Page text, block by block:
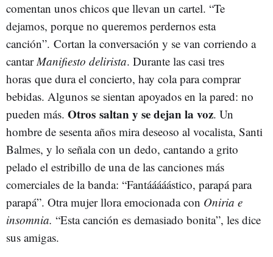
comentan unos chicos que llevan un cartel. “Te
dejamos, porque no queremos perdernos esta
canción”. Cortan la conversación y se van corriendo a
cantarManifiesto delirista. Durante las casi tres
horas que dura el concierto, hay cola para comprar
bebidas. Algunos se sientan apoyados en la pared: no
pueden más. Otros saltan y se dejan la voz. Un
hombre de sesenta años mira deseoso al vocalista, Santi
Balmes, y lo señala con un dedo, cantando a grito
pelado el estribillo de una de las canciones más
comerciales de la banda: “Fantááááástico, parapá para
parapá”. Otra mujer llora emocionada con Oniria e
insomnia. “Esta canción es demasiado bonita”, les dice
sus amigas.